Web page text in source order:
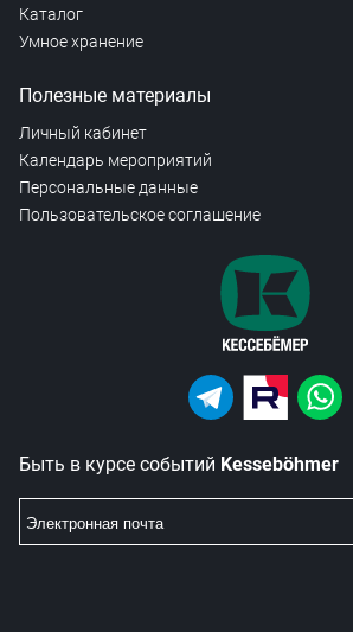
Каталог
Умное хранение
Полезные материалы
Личный кабинет
Календарь мероприятий
Персональные данные
Пользовательское соглашение
Быть в курсе событий Kesseböhmer